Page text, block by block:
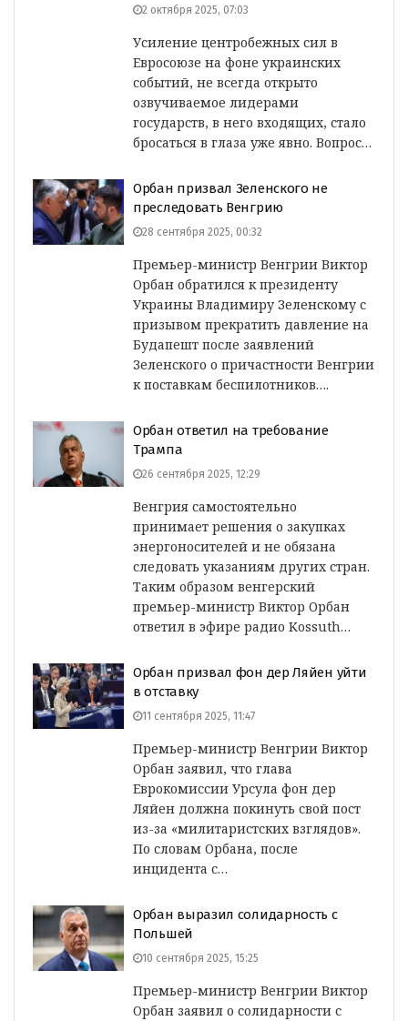
2 октября 2025, 07:03
Усиление центробежных сил в
Евросоюзе на фоне украинских
событий, не всегда открыто
озвучиваемое лидерами
государств, в него входящих, стало
бросаться в глаза уже явно. Вопрос…
Орбан призвал Зеленского не
преследовать Венгрию
28 сентября 2025, 00:32
Премьер-министр Венгрии Виктор
Орбан обратился к президенту
Украины Владимиру Зеленскому с
призывом прекратить давление на
Будапешт после заявлений
Зеленского о причастности Венгрии
к поставкам беспилотников….
Орбан ответил на требование
Трампа
26 сентября 2025, 12:29
Венгрия самостоятельно
принимает решения о закупках
энергоносителей и не обязана
следовать указаниям других стран.
Таким образом венгерский
премьер-министр Виктор Орбан
ответил в эфире радио Kossuth…
Орбан призвал фон дер Ляйен уйти
в отставку
11 сентября 2025, 11:47
Премьер-министр Венгрии Виктор
Орбан заявил, что глава
Еврокомиссии Урсула фон дер
Ляйен должна покинуть свой пост
из-за «милитаристских взглядов».
По словам Орбана, после
инцидента с…
Орбан выразил солидарность с
Польшей
10 сентября 2025, 15:25
Премьер-министр Венгрии Виктор
Орбан заявил о солидарности с